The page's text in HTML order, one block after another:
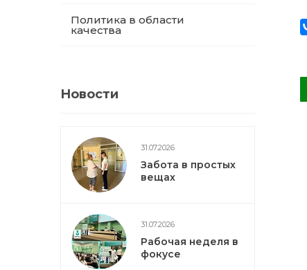
Политика в области
качества
Новости
31.07.2026
Забота в простых
вещах
31.07.2026
Рабочая неделя в
фокусе